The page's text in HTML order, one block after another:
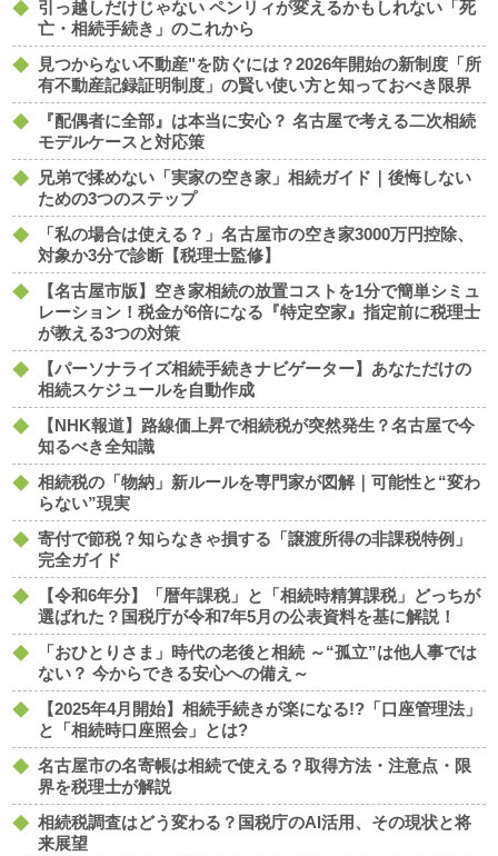
引っ越しだけじゃない ペンリィが変えるかもしれない「死
亡・相続手続き」のこれから
見つからない不動産"を防ぐには？2026年開始の新制度「所
有不動産記録証明制度」の賢い使い方と知っておべき限界
『配偶者に全部』は本当に安心？ 名古屋で考える二次相続
モデルケースと対応策
兄弟で揉めない「実家の空き家」相続ガイド｜後悔しない
ための3つのステップ
「私の場合は使える？」名古屋市の空き家3000万円控除、
対象か3分で診断【税理士監修】
【名古屋市版】空き家相続の放置コストを1分で簡単シミュ
レーション！税金が6倍になる『特定空家』指定前に税理士
が教える3つの対策
【パーソナライズ相続手続きナビゲーター】あなただけの
相続スケジュールを自動作成
【NHK報道】路線価上昇で相続税が突然発生？名古屋で今
知るべき全知識
相続税の「物納」新ルールを専門家が図解｜可能性と“変わ
らない”現実
寄付で節税？知らなきゃ損する「譲渡所得の非課税特例」
完全ガイド
【令和6年分】「暦年課税」と「相続時精算課税」どっちが
選ばれた？国税庁が令和7年5月の公表資料を基に解説！
「おひとりさま」時代の老後と相続 ～“孤立”は他人事では
ない？ 今からできる安心への備え～
【2025年4月開始】相続手続きが楽になる!?「口座管理法」
と「相続時口座照会」とは?
名古屋市の名寄帳は相続で使える？取得方法・注意点・限
界を税理士が解説
相続税調査はどう変わる？国税庁のAI活用、その現状と将
来展望